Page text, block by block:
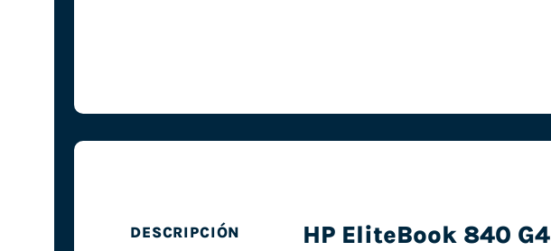
DESCRIPCIÓN HP EliteBook 840 G4